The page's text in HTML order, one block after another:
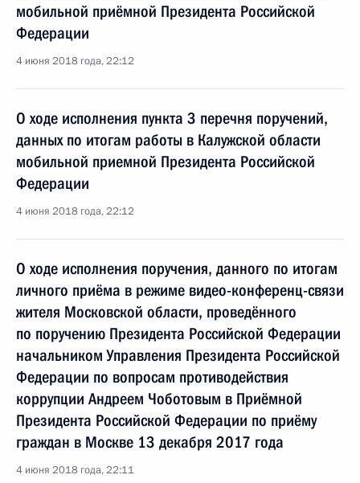
мобильной приёмной Президента Российской
Федерации
4 июня 2018 года, 22:12
О ходе исполнения пункта 3 перечня поручений,
данных по итогам работы в Калужской области
мобильной приемной Президента Российской
Федерации
4 июня 2018 года, 22:12
О ходе исполнения поручения, данного по итогам
личного приёма в режиме видео-конференц-связи
жителя Московской области, проведённого
по поручению Президента Российской Федерации
начальником Управления Президента Российской
Федерации по вопросам противодействия
коррупции Андреем Чоботовым в Приёмной
Президента Российской Федерации по приёму
граждан в Москве 13 декабря 2017 года
4 июня 2018 года, 22:11